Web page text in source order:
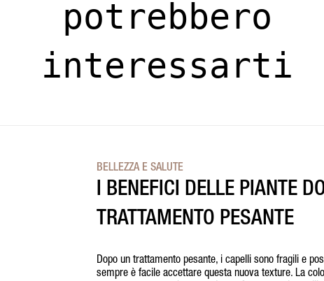
potrebbero
interessarti
BELLEZZA E SALUTE
I BENEFICI DELLE PIANTE
TRATTAMENTO PESANTE
Dopo un trattamento pesante, i capelli sono fragili e
sempre è facile accettare questa nuova texture. La